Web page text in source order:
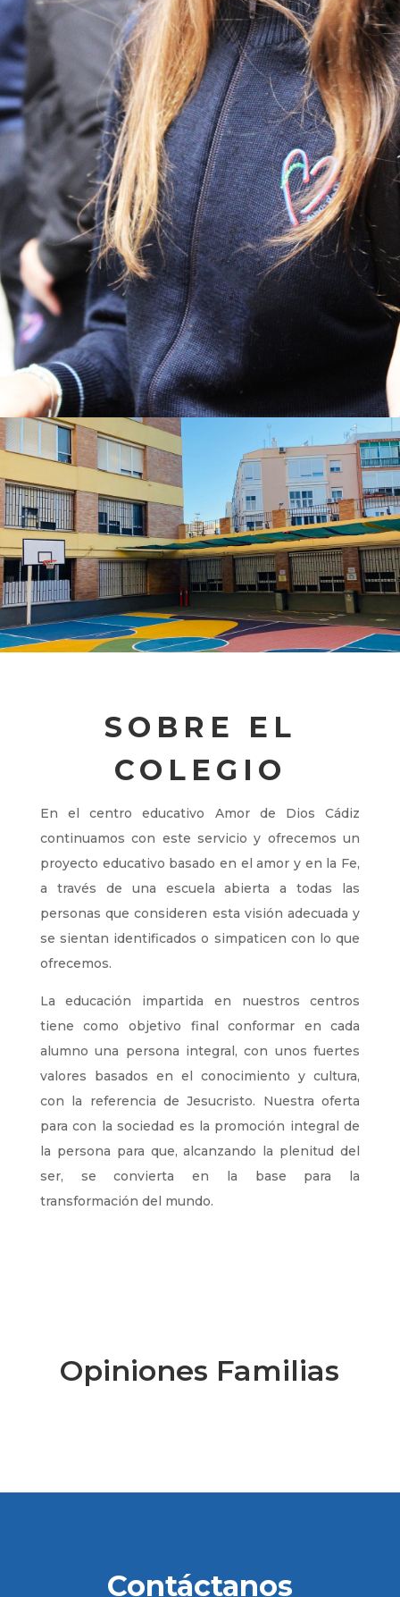
SOBRE EL
COLEGIO
En el centro educativo Amor de Dios Cádiz
continuamos con este servicio y ofrecemos un
proyecto educativo basado en el amor y en la Fe,
a través de una escuela abierta a todas las
personas que consideren esta visión adecuada y
se sientan identificados o simpaticen con lo que
ofrecemos.
La educación impartida en nuestros centros
tiene como objetivo final conformar en cada
alumno una persona integral, con unos fuertes
valores basados en el conocimiento y cultura,
con la referencia de Jesucristo. Nuestra oferta
para con la sociedad es la promoción integral de
la persona para que, alcanzando la plenitud del
ser, se convierta en la base para la
transformación del mundo.
Opiniones Familias
Contáctanos